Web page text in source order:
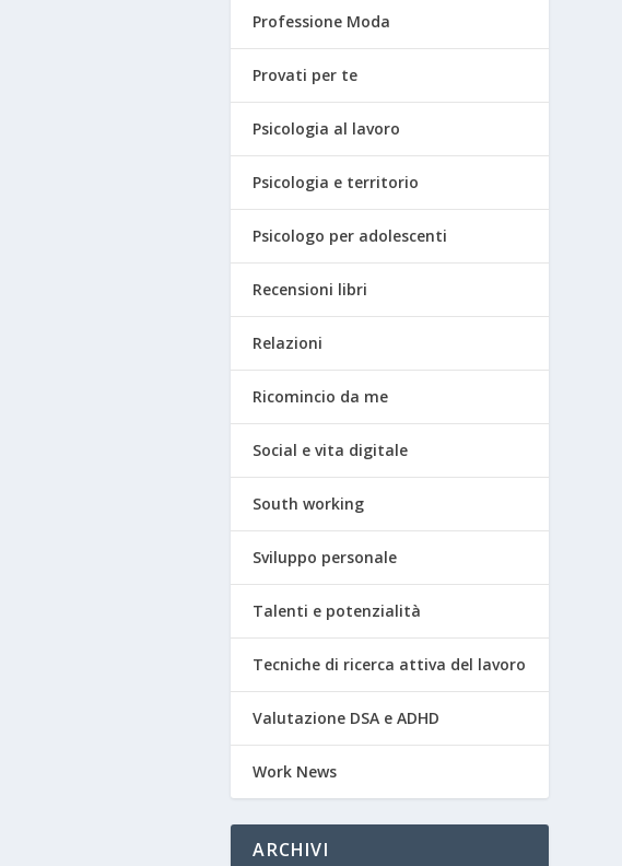
Professione Moda
Provati per te
Psicologia al lavoro
Psicologia e territorio
Psicologo per adolescenti
Recensioni libri
Relazioni
Ricomincio da me
Social e vita digitale
South working
Sviluppo personale
Talenti e potenzialità
Tecniche di ricerca attiva del lavoro
Valutazione DSA e ADHD
Work News
ARCHIVI